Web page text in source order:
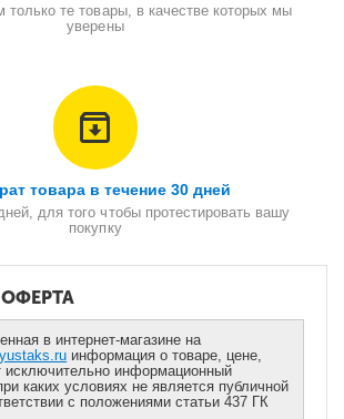
только те товары, в качестве которых мы
уверены
товара в течение 30 дней
для того чтобы протестировать вашу
покупку
в интернет-магазине на
информация о товаре, цене,
исключительно информационный
каких условиях не является публичной
с положениями статьи 437 ГК